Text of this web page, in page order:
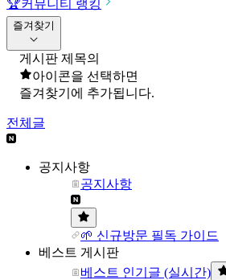
🏆커뮤니티 랭킹
즐겨찾기
게시판 제목의
아이콘을 선택하면
즐겨찾기에 추가됩니다.
전체글
공지사항
공지사항
🌱 신규방문 필독 가이드
베스트 게시판
베스트 인기글 (실시간)